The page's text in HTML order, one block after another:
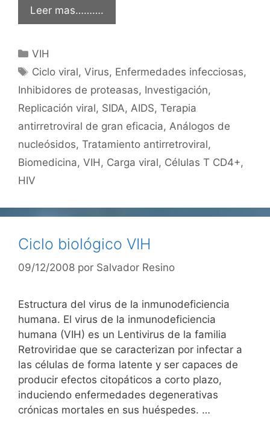
Leer mas……….
Categorías
VIH
Etiquetas
Ciclo viral,Virus, Enfermedades infecciosas,
Inhibidores de proteasas, Investigación,
Replicación viral, SIDA, AIDS, Terapia
antirretroviral de gran eficacia, Análogos de
nucleósidos, Tratamiento antirretroviral,
Biomedicina, VIH, Carga viral, Células T CD4+,
HIV
Ciclo biológico VIH
09/12/2008 por Salvador Resino
Estructura del virus de la inmunodeficiencia
humana. El virus de la inmunodeficiencia
humana (VIH) es un Lentivirus de la familia
Retroviridae que se caracterizan por infectar a
las células de forma latente y ser capaces de
producir efectos citopáticos a corto plazo,
induciendo enfermedades degenerativas
crónicas mortales en sus huéspedes. …